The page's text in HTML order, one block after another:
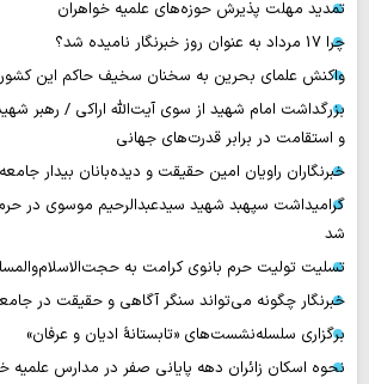
تمدید مهلت پذیرش حوزه‌های علمیه خواهران
چرا 17 مرداد به عنوان روز خبرنگار نامیده شد؟
واکنش علمای بحرین به سخنان سخیف حاکم این کشور
بزرگداشت امام شهید از سوی آیت‌الله اراکی / رهبر
و استقامت در برابر قدرت‌های جهانی
خبرنگاران راویان امین حقیقت و دیده‌بانان بیدار
گرامیداشت سپهبد شهید سیدعبدالرحیم موسوی در حرم
شد
تسلیت تولیت حرم بانوی کرامت به
خبرنگار چگونه می‌تواند سنگر آگاهی و حقیقت در
برگزاری سلسله‌نشست‌های «تابستانهٔ ادیان و عرفان»
نحوه اسکان زائران دهه پایانی صفر در مدارس علمیه